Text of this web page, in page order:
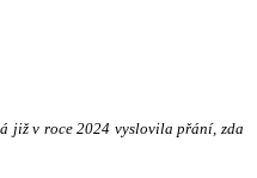
již v roce 2024 vyslovila přání, zda